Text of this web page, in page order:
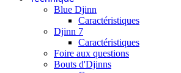
Blue Djinn
Caractéristiques
Djinn 7
Caractéristiques
Foire aux questions
Bouts d'Djinns